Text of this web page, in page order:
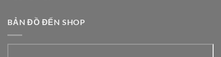
BẢN ĐỒ ĐẾN SHOP